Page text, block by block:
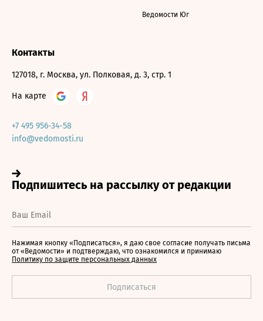
Ведомости Юг
Контакты
127018, г. Москва, ул. Полковая, д. 3, стр. 1
На карте
+7 495 956-34-58
info@vedomosti.ru
Нажимая кнопку «Подписаться», я даю свое согласие получать письма
от «Ведомости» и подтверждаю, что ознакомился и принимаю
Политику по защите персональных данных